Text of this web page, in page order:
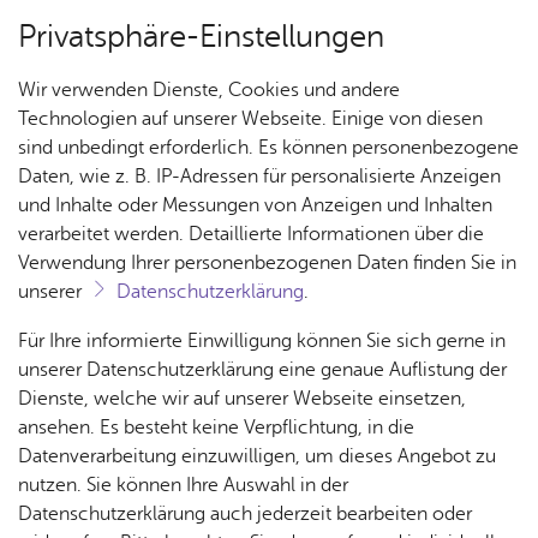
Über­sicht Bür­ger & Stadt
Rat­
haus &
Bür­
ger­
ser­vice
Rat­
häu­ser
Nach­
rich­
ten,
Vi­de­os
& Bil­
der
Me­di­
Jobs
Stel­
len­an­
ge­bo­te
Aus­bil­
dung &
Stu­di­
Bauen
& Um­
welt
Geo­
da­ten
Ge­
sund­
heit &
kum
Ar­chiv
Ter­min spei­chern
Ver­an­stal­tung dru­cken
Vor­le­sen
Sonn­tag, 02. Au­gust 2015
Schwarzes Theater - Artistik -Varieté
Wer kennt sie nicht, die Valentinos, die seit Jahren mit
Privatsphäre-Einstellungen
Wir verwenden Dienste, Cookies und andere
Technologien auf unserer Webseite. Einige von diesen
sind unbedingt erforderlich. Es können personenbezogene
Daten, wie z. B. IP-Adressen für personalisierte Anzeigen
und Inhalte oder Messungen von Anzeigen und Inhalten
verarbeitet werden. Detaillierte Informationen über die
Verwendung Ihrer personenbezogenen Daten finden Sie in
unserer
Datenschutzerklärung.
Für Ihre informierte Einwilligung können Sie sich gerne in
unserer Datenschutzerklärung eine genaue Auflistung der
Dienste, welche wir auf unserer Webseite einsetzen,
ansehen. Es besteht keine Verpflichtung, in die
Datenverarbeitung einzuwilligen, um dieses Angebot zu
nutzen. Sie können Ihre Auswahl in der
Datenschutzerklärung auch jederzeit bearbeiten oder